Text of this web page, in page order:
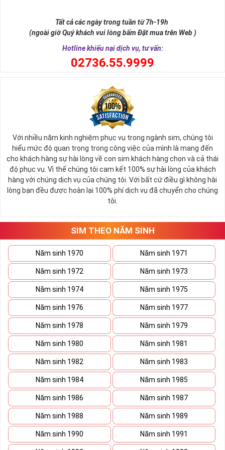
hồng mao. Bởi đây là con số đẹp nhất, quyền quý nhất trong tất cả
các số còn lại nó đại diện cho quyền lực, sức mạnh, sự kiêu hãnh
Sim Lục Quý 9 có ý nghĩa gì?
đạt, người có vị thế khẳng định tên tuổi, uy tín của mình trên
thương trường. Sở hữu sim số đẹp lục quý, sim lục quý 9 nói chung
sẽ giúp bạn xây dựng thương hiệu, tạo ấn tượng với đối tác kinh
doanh biến nó thành vũ khí sắc bén đánh bại mọi đối thủ cạnh
tranh trên bàn đàm phán.
Ý nghĩa Sim Lục Quý 9 được coi biểu trưng cho sức mạnh và quyền
lực của bậc đế vương. Việc kết hợp 6 con số 9 lại thành bộ lục quý
sẽ giúp chosim số đẹpgiàu ý nghĩa phong thủy thể hiện đẳng cấp,
địa vị và tiền tài.
Theo phong thủy đây còn là số sim kích tài, chiêu lộc đem đến
cuộc sống giàu sang phú quý cho mọi người. Bên cạnh đó số sim
còn là bùa hộ mệnh xua đuổi tà khí, vận hạn giúp cuộc sống bạn
luôn bình an và hạnh phúc.
Tại sao nên sở hữu Sim Lục Quý 9?
Tất cả các ngày trong tuần từ 7h-19h
(ngoài giờ Quý khách vui lòng bấm Đặt mua trên Web )
Hotline khiếu nại dịch vụ, tư vấn:
02736.55.9999
Với nhiều năm kinh nghiệm phục vụ trong ngành sim, chúng tôi
hiểu mức độ quan trọng trong công việc của mình là mang đến
cho khách hàng sự hài lòng về con sim khách hàng chọn và cả thái
độ phục vụ. Vì thế chúng tôi cam kết 100% sự hài lòng của khách
hàng với chúng dịch vụ của chúng tôi. Với bất cứ điều gì không hài
lòng bạn đều được hoàn lại 100% phí dịch vụ đã chuyển cho chúng
tôi.
SIM THEO NĂM SINH
Năm sinh 1970 Năm sinh 1971
Năm sinh 1972 Năm sinh 1973
Năm sinh 1974 Năm sinh 1975
Năm sinh 1976 Năm sinh 1977
Năm sinh 1978 Năm sinh 1979
Năm sinh 1980 Năm sinh 1981
Năm sinh 1982 Năm sinh 1983
Năm sinh 1984 Năm sinh 1985
Năm sinh 1986 Năm sinh 1987
Năm sinh 1988 Năm sinh 1989
Năm sinh 1990 Năm sinh 1991